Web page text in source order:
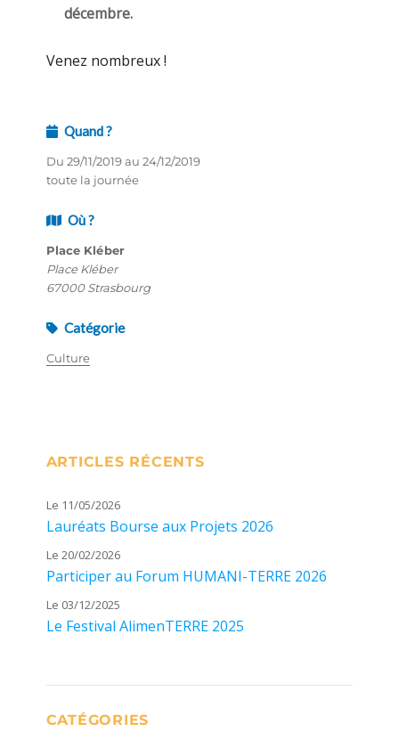
décembre.
Venez nombreux !
Quand ?
Du 29/11/2019 au 24/12/2019
toute la journée
Où ?
Place Kléber
Place Kléber
67000 Strasbourg
Catégorie
Culture
ARTICLES RÉCENTS
Le 11/05/2026
Lauréats Bourse aux Projets 2026
Le 20/02/2026
Participer au Forum HUMANI-TERRE 2026
Le 03/12/2025
Le Festival AlimenTERRE 2025
CATÉGORIES